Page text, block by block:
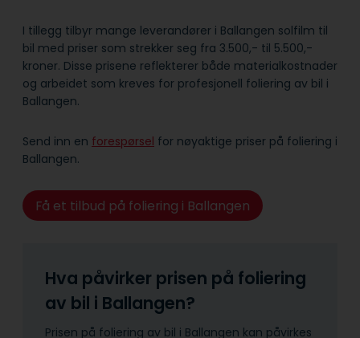
I tillegg tilbyr mange leverandører i Ballangen solfilm til
bil med priser som strekker seg fra 3.500,- til 5.500,-
kroner. Disse prisene reflekterer både material­kostnader
og arbeidet som kreves for profesjonell foliering av bil i
Ballangen.
Send inn en forespørsel for nøyaktige priser på foliering i
Ballangen.
Få et tilbud på foliering i Ballangen
Hva påvirker prisen på foliering
av bil i Ballangen?
Prisen på foliering av bil i Ballangen kan påvirkes